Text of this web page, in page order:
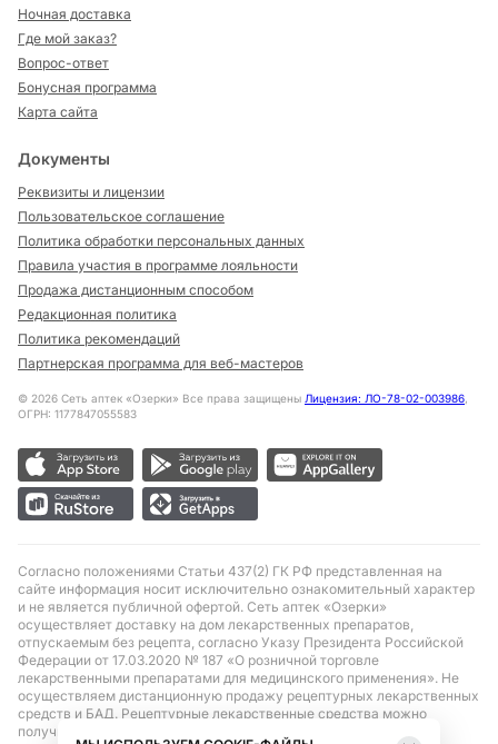
Ночная доставка
Где мой заказ?
Вопрос-ответ
Бонусная программа
Карта сайта
Документы
Реквизиты и лицензии
Пользовательское соглашение
Политика обработки персональных данных
Правила участия в программе лояльности
Продажа дистанционным способом
Редакционная политика
Политика рекомендаций
Партнерская программа для веб-мастеров
© 2026 Сеть аптек «Озерки» Все права защищены Лицензия: ЛО-78-02-003986,
ОГРН: 1177847055583
Согласно положениями Статьи 437(2) ГК РФ представленная на
сайте информация носит исключительно ознакомительный характер
и не является публичной офертой. Сеть аптек «Озерки»
осуществляет доставку на дом лекарственных препаратов,
отпускаемым без рецепта, согласно Указу Президента Российской
Федерации от 17.03.2020 № 187 «О розничной торговле
лекарственными препаратами для медицинского применения». Не
осуществляем дистанционную продажу рецептурных лекарственных
средств и БАД. Рецептурные лекарственные средства можно
получить только при помощи самовывоза в аптеке при